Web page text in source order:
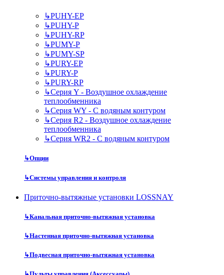
↳PUHY-EP
↳PUHY-P
↳PUHY-RP
↳PUMY-P
↳PUMY-SP
↳PURY-EP
↳PURY-P
↳PURY-RP
↳Серия Y - Воздушное охлаждение
теплообменника
↳Серия WY - С водяным контуром
↳Серия R2 - Воздушное охлаждение
теплообменника
↳Серия WR2 - С водяным контуром
↳Опции
↳Системы управления и контроля
Приточно-вытяжные установки LOSSNAY
↳Канальная приточно-вытяжная установка
↳Настенная приточно-вытяжная установка
↳Подвесная приточно-вытяжная установка